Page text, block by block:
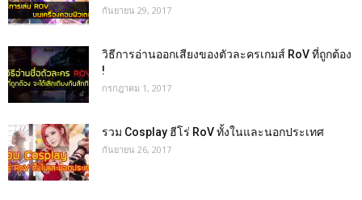
กันยายน 29, 2017
วิธีการอ่านออกเสียงของตัวละครเกมส์ RoV ที่ถูกต้อง
!
กรกฎาคม 1, 2017
รวม Cosplay ฮีโร่ RoV ทั้งในและนอกประเทศ
กันยายน 26, 2017